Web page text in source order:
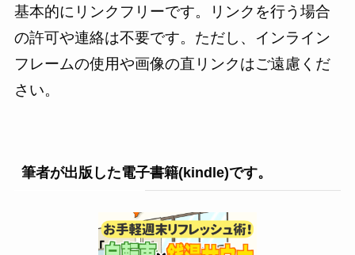
基本的にリンクフリーです。リンクを行う場合
の許可や連絡は不要です。ただし、インライン
フレームの使用や画像の直リンクはご遠慮くだ
さい。
筆者が出版した電子書籍(kindle)です。